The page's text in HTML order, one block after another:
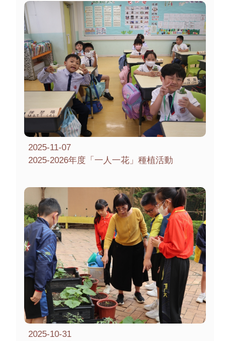
2025-11-07
2025-2026年度「一人一花」種植活動
2025-10-31